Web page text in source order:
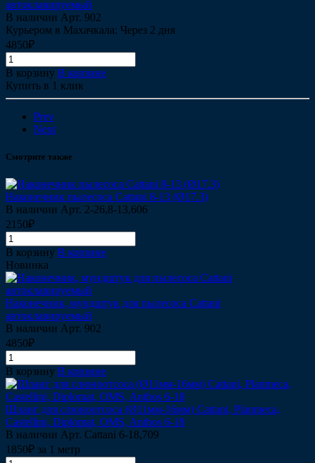
автоклавируемый
В наличии Арт. 902
Курьером в Махачкала: Через 2 дня
4850₽
В корзину В корзине
Купить в 1 клик
Prev
Next
Смотрите также
Наконечник пылесоса Cattani 8-13 (Ø17.3)
В наличии Арт. 2-26,8-13,606
2150₽
В корзину В корзине
Новинка
Наконечник, мундштук для пылесоса Cattani
автоклавируемый
В наличии Арт. 902
4850₽
В корзину В корзине
Шланг для слюноотсоса (Ø11мм-16мм) Сattani, Planmeca,
Castellini, Diplomat, OMS, Anthos 6-18
В наличии Арт. Сattani 6-18,709
1850₽ за 1 метр